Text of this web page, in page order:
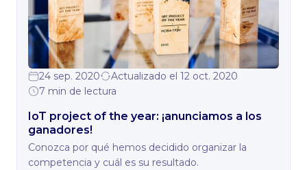
24 sep. 2020
Actualizado el 12 oct. 2020
7 min de lectura
IoT project of the year: ¡anunciamos a los
ganadores!
Conozca por qué hemos decidido organizar la
competencia y cuál es su resultado.